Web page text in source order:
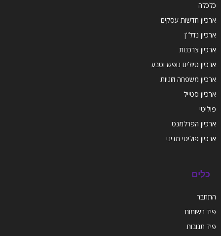
כלכלה
ארכיון חדשות עסקים
ארכיון נדל''ן
ארכיון צרכנות
ארכיון טיולים נופש וטבע
ארכיון משפחה וזוגיות
ארכיון סטייל
פוליטי
ארכיון הפרלמנט
ארכיון פוליטי מדיני
כלים
התחבר
פיד רשומות
פיד תגובות